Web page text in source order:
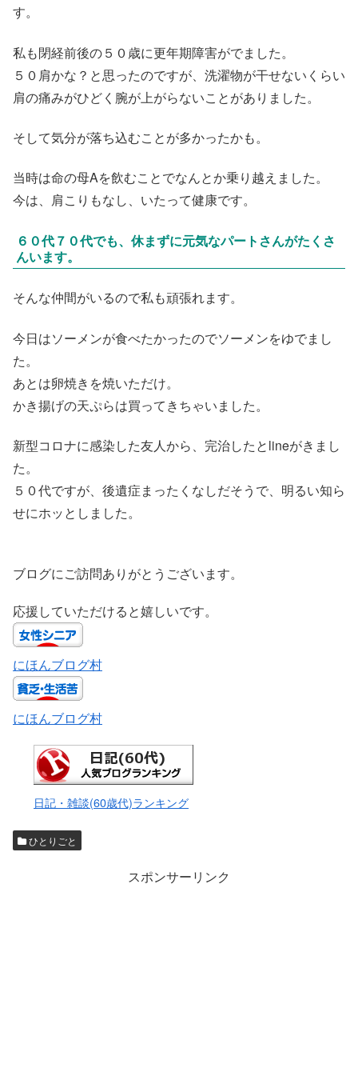
す。
私も閉経前後の５０歳に更年期障害がでました。
５０肩かな？と思ったのですが、洗濯物が干せないくらい
肩の痛みがひどく腕が上がらないことがありました。
そして気分が落ち込むことが多かったかも。
当時は命の母Aを飲むことでなんとか乗り越えました。
今は、肩こりもなし、いたって健康です。
６０代７０代でも、休まずに元気なパートさんがたくさ
んいます。
そんな仲間がいるので私も頑張れます。
今日はソーメンが食べたかったのでソーメンをゆでまし
た。
あとは卵焼きを焼いただけ。
かき揚げの天ぷらは買ってきちゃいました。
新型コロナに感染した友人から、完治したとlineがきまし
た。
５０代ですが、後遺症まったくなしだそうで、明るい知ら
せにホッとしました。
ブログにご訪問ありがとうございます。
応援していただけると嬉しいです。
にほんブログ村
にほんブログ村
日記・雑談(60歳代)ランキング
ひとりごと
スポンサーリンク